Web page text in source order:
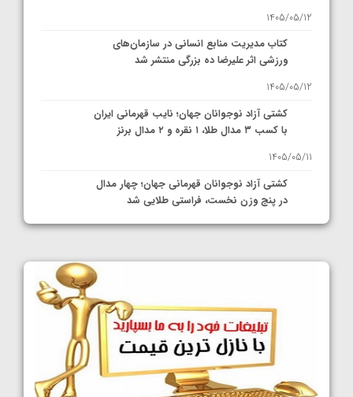
1405/05/12
کتاب مدیریت منابع انسانی در سازمان‌های
ورزشی اثر علیرضا ده بزرگی منتشر شد
1405/05/12
کشتی آزاد نوجوانان جهان؛ نایب قهرمانی ایران
با کسب ۳ مدال طلا، ۱ نقره و ۲ مدال برنز
1405/05/11
کشتی آزاد نوجوانان قهرمانی جهان؛ چهار مدال
در پنج وزن نخست، فراستی طلایی شد
1405/05/11
کشتی آزاد نوجوانان جهان؛ رقبای نمایندگان
ایران مشخص شدند
1405/05/08